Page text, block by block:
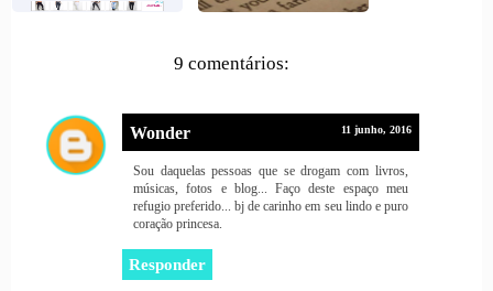
9 comentários:
Wonder 11 junho, 2016
Sou daquelas pessoas que se drogam com livros,
músicas, fotos e blog... Faço deste espaço meu
refugio preferido... bj de carinho em seu lindo e puro
coração princesa.
Responder